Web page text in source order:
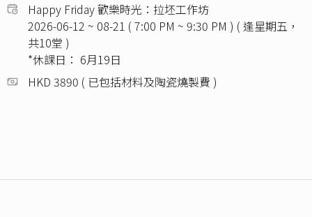
Happy Friday 歡樂時光：拉坯工作坊
2026-06-12 ~ 08-21 ( 7:00 PM ~ 9:30 PM ) ( 逢星期五，
共10堂 )
*休課日： 6月19日
HKD 3890 ( 已包括材料及陶瓷燒製費 )